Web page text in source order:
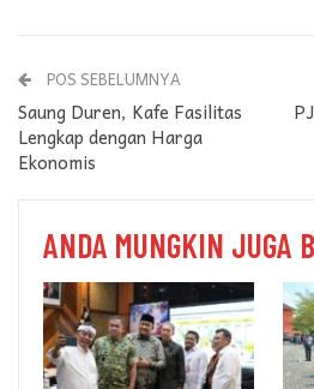
POS SEBELUMNYA
Saung Duren, Kafe Fasilitas
Lengkap dengan Harga
Ekonomis
ANDA MUNGKIN JUGA